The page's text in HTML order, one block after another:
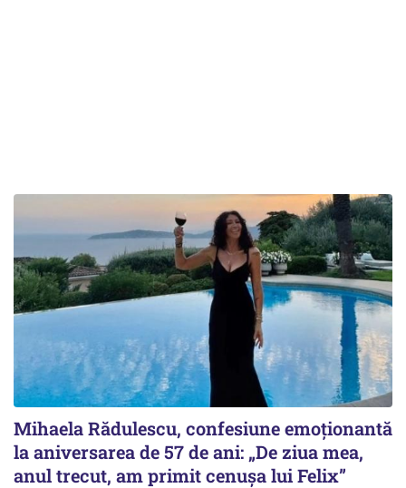
Mihaela Rădulescu, confesiune emoționantă
la aniversarea de 57 de ani: „De ziua mea,
anul trecut, am primit cenușa lui Felix”